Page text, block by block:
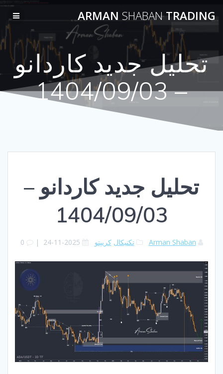
to
content
ARMAN SHABANTRADING
تحلیل جدید کاردانو
– 1404/09/03
تحلیل جدید کاردانو –
1404/09/03
Arman Shaban تکنیکال کریپتو 2025-11-24
|
0